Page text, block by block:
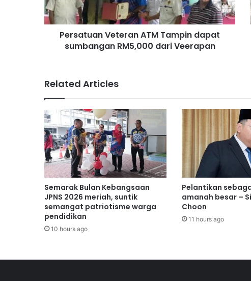
u
a
n
a
n
A
T
M
T
a
m
p
i
n
d
a
p
s
Persatuan Veteran ATM Tampin dapat
sumbangan RM5,000 dari Veerapan
Related Articles
Semarak Bulan Kebangsaan
JPNS 2026 meriah, suntik
semangat patriotisme warga
pendidikan
10 hours ago
Pelantikan
amanah besar –
Choon
11 hours ago